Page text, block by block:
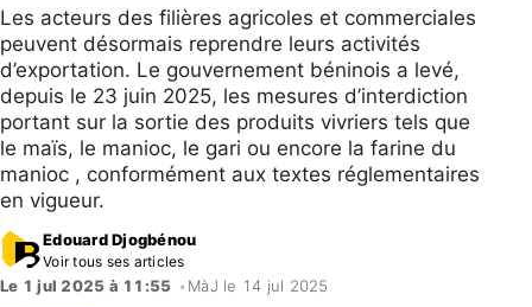
Les acteurs des filières agricoles et commerciales
peuvent désormais reprendre leurs activités
d’exportation. Le gouvernement béninois a levé,
depuis le 23 juin 2025, les mesures d’interdiction
portant sur la sortie des produits vivriers tels que
le maïs, le manioc, le gari ou encore la farine du
manioc , conformément aux textes réglementaires
en vigueur.
Edouard Djogbénou
Voir tous ses articles
Le 1 jul 2025 à 11:55 • MàJ le 14 jul 2025